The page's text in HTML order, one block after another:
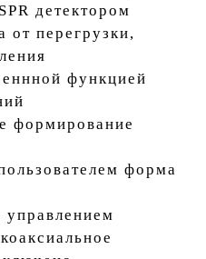
детектором
перегрузки,
функцией
форма